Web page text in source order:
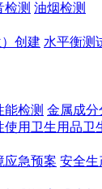
检测 油烟检测
创建 水平衡测
能检测 金属成分
使用卫生用品卫
应急预案 安全生